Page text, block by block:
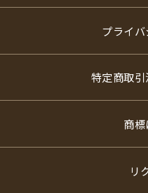
プライ
特定商取
商
リ